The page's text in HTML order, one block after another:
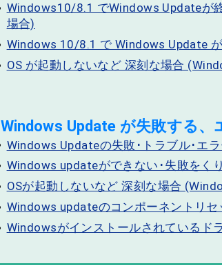
Windows10/8.1 でWindows Updateが
場合)
Windows 10/8.1 で Windows Update
OS が起動しないなど 深刻な場合
Windows Update が失敗する、
Windows Updateの失敗･トラブル･エ
Windows updateができない･失敗をく
OSが起動しないなど 深刻な場合
Windows updateのコンポーネントリセ
Windowsがインストールされているド